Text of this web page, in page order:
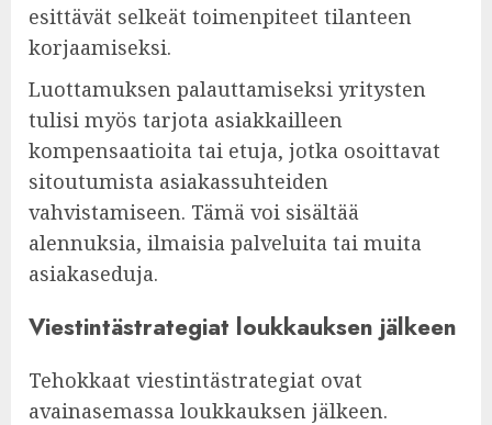
esittävät selkeät toimenpiteet tilanteen
korjaamiseksi.
Luottamuksen palauttamiseksi yritysten
tulisi myös tarjota asiakkailleen
kompensaatioita tai etuja, jotka osoittavat
sitoutumista asiakassuhteiden
vahvistamiseen. Tämä voi sisältää
alennuksia, ilmaisia palveluita tai muita
asiakaseduja.
Viestintästrategiat loukkauksen jälkeen
Tehokkaat viestintästrategiat ovat
avainasemassa loukkauksen jälkeen.